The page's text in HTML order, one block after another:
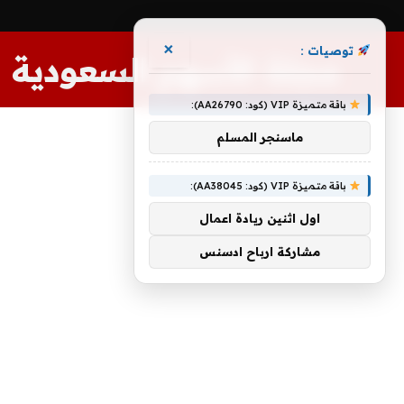
مجلة الأسهم السعودية
توصيات : ×
باقة متميزة VIP (كود: AA26790):
ماسنجر المسلم
باقة متميزة VIP (كود: AA38045):
اول اثنين ريادة اعمال
مشاركة ارباح ادسنس